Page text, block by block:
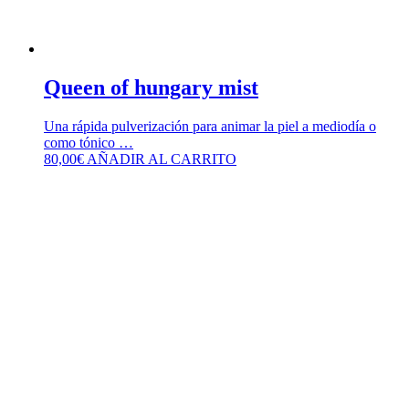
Queen of hungary mist
Una rápida pulverización para animar la piel a mediodía o
como tónico …
80,00€ AÑADIR AL CARRITO